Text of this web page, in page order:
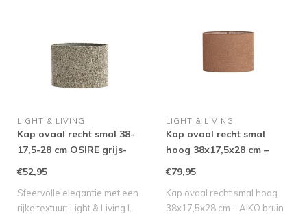
LIGHT & LIVING
Kap ovaal recht smal 38-
17,5-28 cm OSIRE grijs-
€52,95
Sfeervolle elegantie met een
rijke textuur: Light & Living l..
LIGHT & LIVING
Kap ovaal recht smal
hoog 38x17,5x28 cm –
€79,95
Kap ovaal recht smal hoog
38x17,5x28 cm – AIKO bruin